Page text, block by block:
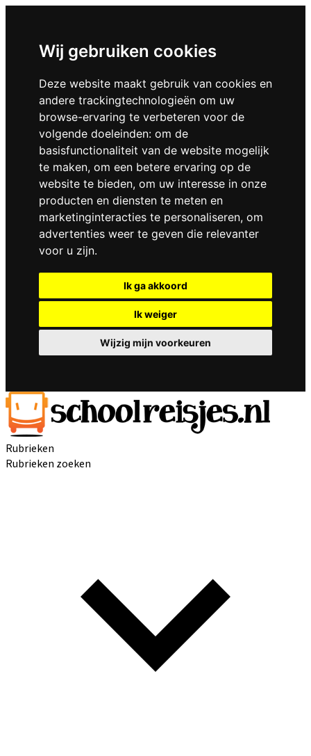
Wij gebruiken cookies
Deze website maakt gebruik van cookies en
andere trackingtechnologieën om uw
browse-ervaring te verbeteren voor de
volgende doeleinden: om de
basisfunctionaliteit van de website mogelijk
te maken, om een betere ervaring op de
website te bieden, om uw interesse in onze
producten en diensten te meten en
marketinginteracties te personaliseren, om
advertenties weer te geven die relevanter
voor u zijn.
Ik ga akkoord
Ik weiger
Wijzig mijn voorkeuren
Rubrieken
Rubrieken zoeken